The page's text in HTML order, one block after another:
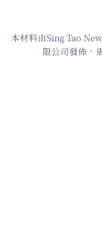
本材料由Sing Tao
限公司發佈，